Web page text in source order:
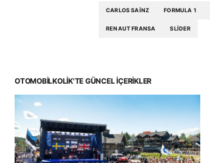
CARLOS SAINZ FORMULA 1
RENAUT FRANSA SLIDER
OTOMOBILKOLIK'TE GÜNCEL İÇERIKLER